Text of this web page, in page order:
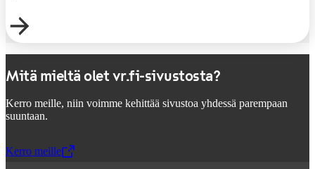
Mitä mieltä olet vr.fi-sivustosta?
Kerro meille, niin voimme kehittää sivustoa yhdessä parempaan
suuntaan.
Kerro meille
,Avataan uudessa välilehdessä